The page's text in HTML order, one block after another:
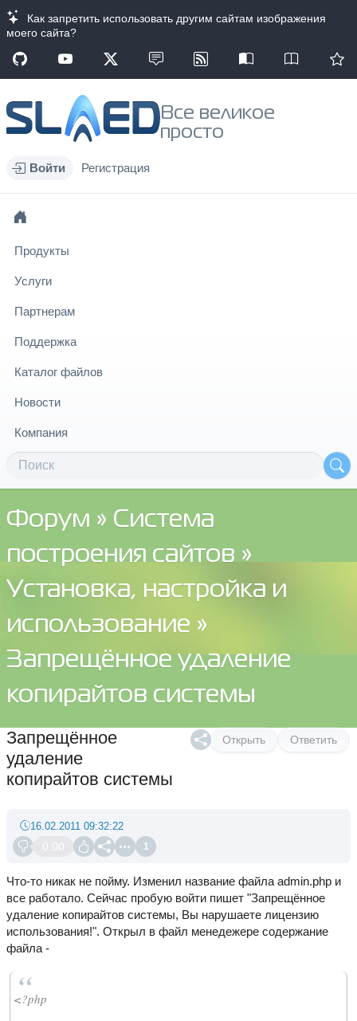
Как запретить использовать другим сайтам изображения
моего сайта?
Все великое
просто
Войти Регистрация
Продукты
Услуги
Партнерам
Поддержка
Каталог файлов
Новости
Компания
Форум » Система
построения сайтов »
Установка, настройка и
использование »
Запрещённое удаление
копирайтов системы
Открыть Ответить
Запрещённое
удаление
копирайтов системы
0.00 1
16.02.2011 09:32:22
Что-то никак не пойму. Изменил название файла admin.php и
все работало. Сейчас пробую войти пишет "Запрещённое
удаление копирайтов системы, Вы нарушаете лицензию
использования!". Открыл в файл менедежере содержание
файла -
<?php